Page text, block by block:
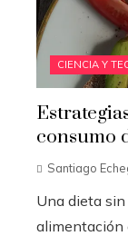
CIENCIA Y
consumo
Santiago
Una dieta
alimentación